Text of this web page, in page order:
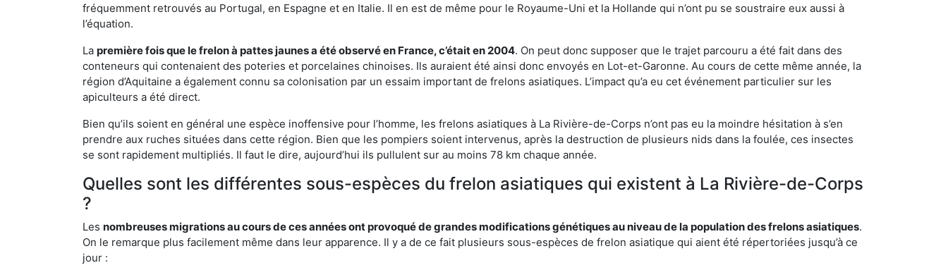
fréquemment retrouvés au Portugal, en Espagne et en Italie. Il en est de même pour le Royaume-Uni et la Hollande qui n’ont pu se soustraire eux aussi à
l’équation.
La première fois que le frelon à pattes jaunes a été observé en France, c’était en 2004. On peut donc supposer que le trajet parcouru a été fait dans des
conteneurs qui contenaient des poteries et porcelaines chinoises. Ils auraient été ainsi donc envoyés en Lot-et-Garonne. Au cours de cette même année, la
région d’Aquitaine a également connu sa colonisation par un essaim important de frelons asiatiques. L’impact qu’a eu cet événement particulier sur les
apiculteurs a été direct.
Bien qu’ils soient en général une espèce inoffensive pour l’homme, les frelons asiatiques à La Rivière-de-Corps n’ont pas eu la moindre hésitation à s’en
prendre aux ruches situées dans cette région. Bien que les pompiers soient intervenus, après la destruction de plusieurs nids dans la foulée, ces insectes
se sont rapidement multipliés. Il faut le dire, aujourd’hui ils pullulent sur au moins 78 km chaque année.
Quelles sont les différentes sous-espèces du frelon asiatiques qui existent à La Rivière-de-Corps
?
Les nombreuses migrations au cours de ces années ont provoqué de grandes modifications génétiques au niveau de la population des frelons asiatiques.
On le remarque plus facilement même dans leur apparence. Il y a de ce fait plusieurs sous-espèces de frelon asiatique qui aient été répertoriées jusqu’à ce
jour :